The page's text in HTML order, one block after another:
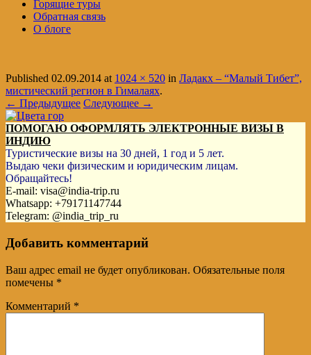
Горящие туры
Обратная связь
О блоге
Published 02.09.2014 at 1024 × 520 in Ладакх – “Малый Тибет”,
мистический регион в Гималаях.
← Предыдущее Следующее →
ПОМОГАЮ ОФОРМЛЯТЬ ЭЛЕКТРОННЫЕ ВИЗЫ В
ИНДИЮ
Туристические визы на 30 дней, 1 год и 5 лет.
Выдаю чеки физическим и юридическим лицам.
Обращайтесь!
E-mail: visa@india-trip.ru
Whatsapp: +79171147744
Telegram: @india_trip_ru
Добавить комментарий
Ваш адрес email не будет опубликован. Обязательные поля
помечены *
Комментарий *